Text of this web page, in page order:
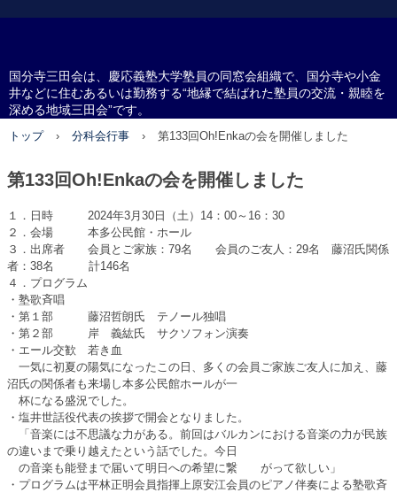
国分寺三田会
国分寺三田会は、慶応義塾大学塾員の同窓会組織で、国分寺や小金
井などに住むあるいは勤務する“地縁で結ばれた塾員の交流・親睦を
深める地域三田会”です。
トップ › 分科会行事 › 第133回Oh!Enkaの会を開催しました
第133回Oh!Enkaの会を開催しました
１．日時 2024年3月30日（土）14：00～16：30
２．会場 本多公民館・ホール
３．出席者 会員とご家族：79名 会員のご友人：29名 藤沼氏関係
者：38名 計146名
４．プログラム
・塾歌斉唱
・第１部 藤沼哲朗氏 テノール独唱
・第２部 岸 義紘氏 サクソフォン演奏
・エール交歓 若き血
一気に初夏の陽気になったこの日、多くの会員ご家族ご友人に加え、藤
沼氏の関係者も来場し本多公民館ホールが一
杯になる盛況でした。
・塩井世話役代表の挨拶で開会となりました。
「音楽には不思議な力がある。前回はバルカンにおける音楽の力が民族
の違いまで乗り越えたという話でした。今日
の音楽も能登まで届いて明日への希望に繋 がって欲しい」
・プログラムは平林正明会員指揮上原安江会員のピアノ伴奏による塾歌斉